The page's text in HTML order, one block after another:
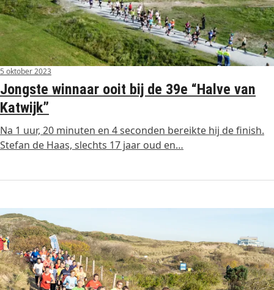
5 oktober 2023
Jongste winnaar ooit bij de 39e “Halve van
Katwijk”
Na 1 uur, 20 minuten en 4 seconden bereikte hij de finish.
Stefan de Haas, slechts 17 jaar oud en…